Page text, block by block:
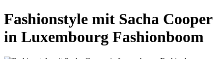
Fashionstyle mit Sacha Cooper
in Luxembourg Fashionboom